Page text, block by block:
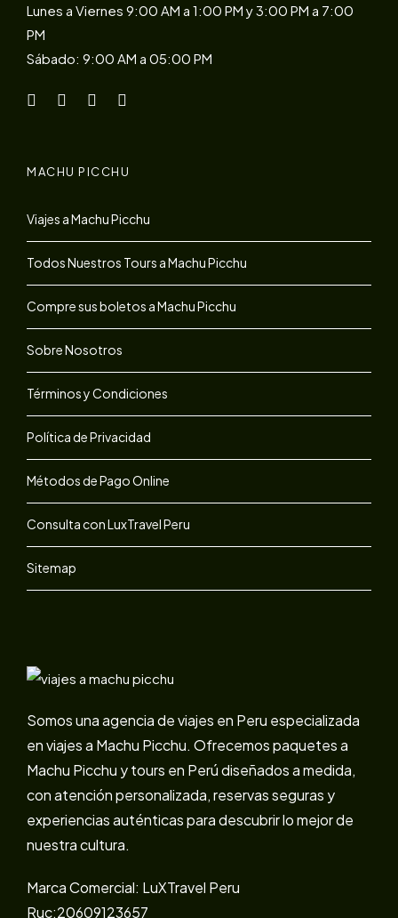
Lunes a Viernes 9:00 AM a 1:00 PM y 3:00 PM a 7:00
PM
Sábado: 9:00 AM a 05:00 PM
MACHU PICCHU
Viajes a Machu Picchu
Todos Nuestros Tours a Machu Picchu
Compre sus boletos a Machu Picchu
Sobre Nosotros
Términos y Condiciones
Política de Privacidad
Métodos de Pago Online
Consulta con LuxTravel Peru
Sitemap
Somos una agencia de viajes en Peru especializada
en viajes a Machu Picchu. Ofrecemos paquetes a
Machu Picchu y tours en Perú diseñados a medida,
con atención personalizada, reservas seguras y
experiencias auténticas para descubrir lo mejor de
nuestra cultura.
Marca Comercial: LuXTravel Peru
Ruc:20609123657